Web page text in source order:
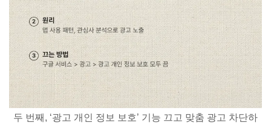
두 번째, ‘광고 개인 정보 보호’ 기능 끄고 맞춤 광고 차단하